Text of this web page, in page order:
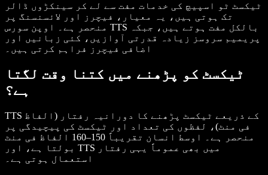
ٹیکسٹ ٹو اسپیچ کی خدمات مفت سے لے کر سینکڑوں ڈالر
تک ہوتی ہیں، یہ معیار، فیچرز اور لائسنسنگ پر
منحصر ہے۔ اوپن سورس TTS بالکل مفت ہوتے ہیں، جبکہ
پریمیم سروسز زیادہ قدرتی آوازیں، کئی زبانیں اور
اضافی فیچرز فراہم کرتی ہیں۔
ٹیکسٹ کو پڑھنے میں کتنا وقت لگتا
ہے؟
TTS کے ذریعے ٹیکسٹ پڑھنے کا دورانیہ رفتار (الفاظ
فی منٹ)، لفظوں کی تعداد اور ٹیکسٹ کی پیچیدگی پر
منحصر ہے۔ اوسط انسان تقریباً 150–160 الفاظ فی منٹ
بولتا ہے، اور TTS میں بھی عموماً یہی رفتار
استعمال ہوتی ہے۔